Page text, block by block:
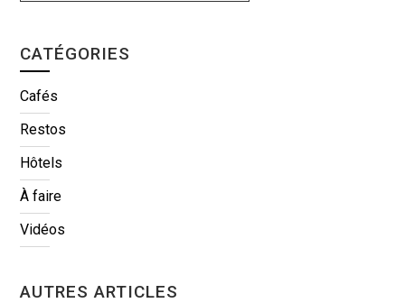
CATÉGORIES
Cafés
Restos
Hôtels
À faire
Vidéos
AUTRES ARTICLES